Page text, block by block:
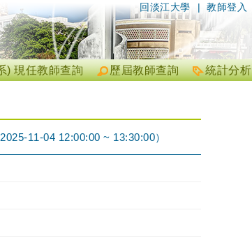
| 教師登入
回淡江大學
統計分析
歷屆教師查詢
) 現任教師查詢
11-04 12:00:00 ~ 13:30:00）